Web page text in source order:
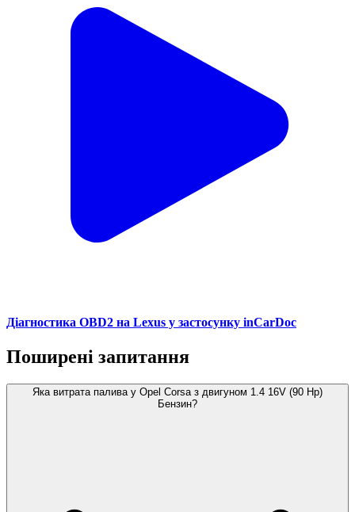
Діагностика OBD2 на Lexus у застосунку inCarDoc
Поширені запитання
Яка витрата палива у Opel Corsa з двигуном 1.4 16V (90 Hp)
Бензин?